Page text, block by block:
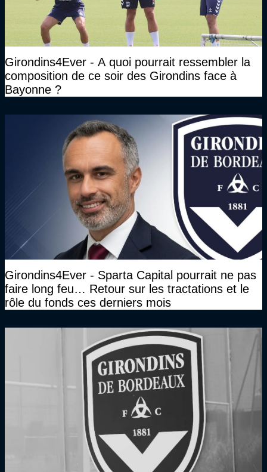
Girondins4Ever - A quoi pourrait ressembler la
composition de ce soir des Girondins face à
Bayonne ?
Girondins4Ever - Sparta Capital pourrait ne pas
faire long feu… Retour sur les tractations et le
rôle du fonds ces derniers mois